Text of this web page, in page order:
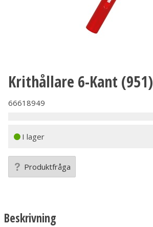
Krithållare 6-Kant (951)
66618949
I lager
Produktfråga
Beskrivning